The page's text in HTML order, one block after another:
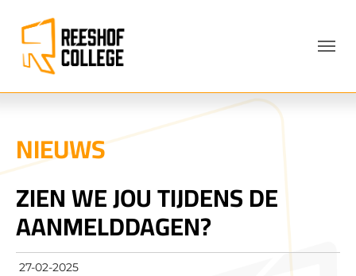
NIEUWS
ZIEN WE JOU TIJDENS DE
AANMELDDAGEN?
27-02-2025